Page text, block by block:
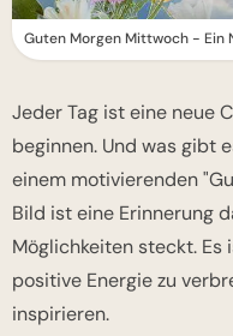
Guten Morgen Mittwoch - Ein
Jeder Tag ist eine neue
beginnen. Und was gibt
einem motivierenden
Bild ist eine Erinnerung
Möglichkeiten steckt.
positive Energie zu
inspirieren.